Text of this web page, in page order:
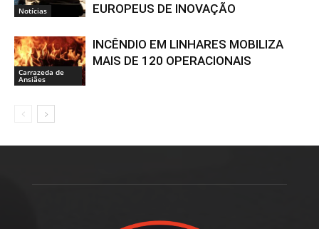
Notícias
EUROPEUS DE INOVAÇÃO
Carrazeda de
Ansiães
INCÊNDIO EM LINHARES MOBILIZA
MAIS DE 120 OPERACIONAIS